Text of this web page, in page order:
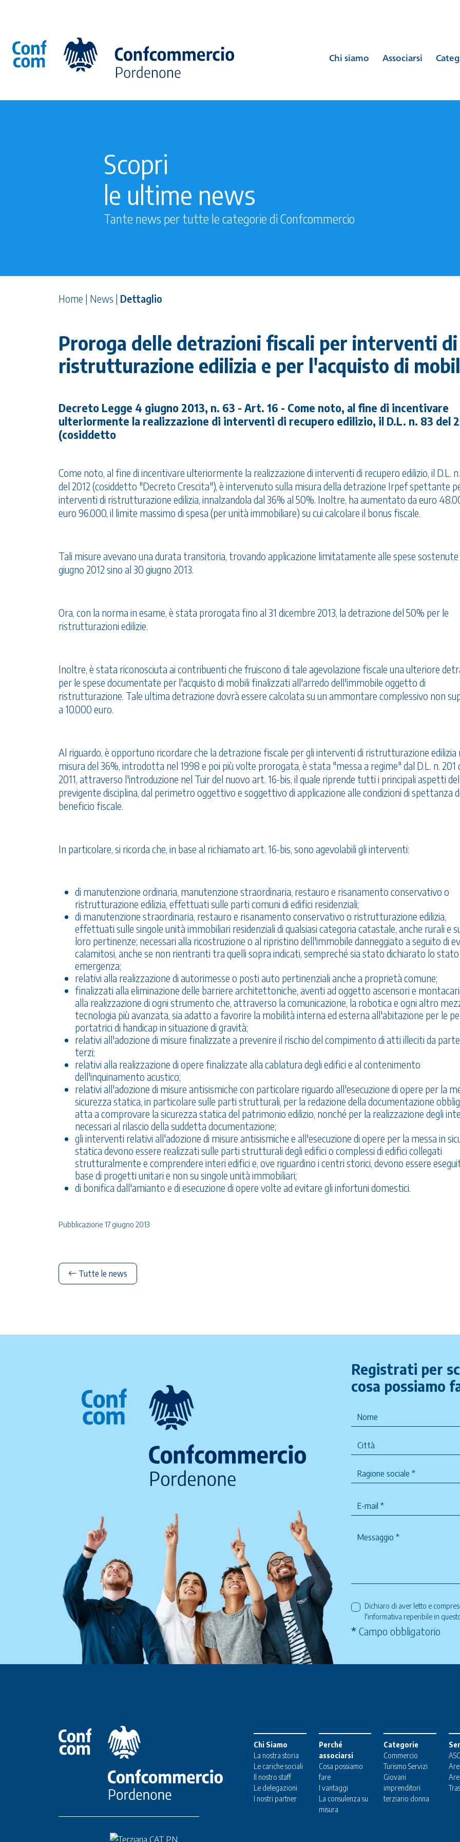
Chi siamo Associarsi
Scopri
le ultime news
Tante news per tutte le categorie di Confcommercio
Home | News | Dettaglio
Proroga delle detrazioni fiscali per interventi di
ristrutturazione edilizia e per l'acquisto di
Decreto Legge 4 giugno 2013, n. 63 - Art. 16 - Come noto, al fine di incentivare
ulteriormente la realizzazione di interventi di recupero edilizio, il D.L. n. 83 del
(cosiddetto
Come noto, al fine di incentivare ulteriormente la realizzazione di interventi di recupero edilizio, il D.L.
del 2012 (cosiddetto "Decreto Crescita"), è intervenuto sulla misura della detrazione Irpef spettante
interventi di ristrutturazione edilizia, innalzandola dal 36% al 50%. Inoltre, ha aumentato da euro
euro 96.000, il limite massimo di spesa (per unità immobiliare) su cui calcolare il bonus fiscale.
Tali misure avevano una durata transitoria, trovando applicazione limitatamente alle spese sostenute
giugno 2012 sino al 30 giugno 2013.
Ora, con la norma in esame, è stata prorogata fino al 31 dicembre 2013, la detrazione del 50% per le
ristrutturazioni edilizie.
Inoltre, è stata riconosciuta ai contribuenti che fruiscono di tale agevolazione fiscale una ulteriore
per le spese documentate per l'acquisto di mobili finalizzati all'arredo dell'immobile oggetto di
ristrutturazione. Tale ultima detrazione dovrà essere calcolata su un ammontare complessivo non
a 10.000 euro.
Al riguardo, è opportuno ricordare che la detrazione fiscale per gli interventi di ristrutturazione edilizia
misura del 36%, introdotta nel 1998 e poi più volte prorogata, è stata "messa a regime" dal D.L. n. 201
2011, attraverso l'introduzione nel Tuir del nuovo art. 16-bis, il quale riprende tutti i principali aspetti
previgente disciplina, dal perimetro oggettivo e soggettivo di applicazione alle condizioni di spettanza
beneficio fiscale.
In particolare, si ricorda che, in base al richiamato art. 16-bis, sono agevolabili gli interventi:
di manutenzione ordinaria, manutenzione straordinaria, restauro e risanamento conservativo o
ristrutturazione edilizia, effettuati sulle parti comuni di edifici residenziali;
di manutenzione straordinaria, restauro e risanamento conservativo o ristrutturazione edilizia,
effettuati sulle singole unità immobiliari residenziali di qualsiasi categoria catastale, anche rurali e
loro pertinenze; necessari alla ricostruzione o al ripristino dell'immobile danneggiato a seguito di
calamitosi, anche se non rientranti tra quelli sopra indicati, sempreché sia stato dichiarato lo stato
emergenza;
relativi alla realizzazione di autorimesse o posti auto pertinenziali anche a proprietà comune;
finalizzati alla eliminazione delle barriere architettoniche, aventi ad oggetto ascensori e
alla realizzazione di ogni strumento che, attraverso la comunicazione, la robotica e ogni altro
tecnologia più avanzata, sia adatto a favorire la mobilità interna ed esterna all'abitazione per le
portatrici di handicap in situazione di gravità;
relativi all'adozione di misure finalizzate a prevenire il rischio del compimento di atti illeciti da
terzi;
relativi alla realizzazione di opere finalizzate alla cablatura degli edifici e al contenimento
dell'inquinamento acustico;
relativi all'adozione di misure antisismiche con particolare riguardo all'esecuzione di opere per la
sicurezza statica, in particolare sulle parti strutturali, per la redazione della documentazione
atta a comprovare la sicurezza statica del patrimonio edilizio, nonché per la realizzazione degli
necessari al rilascio della suddetta documentazione;
gli interventi relativi all'adozione di misure antisismiche e all'esecuzione di opere per la messa in
statica devono essere realizzati sulle parti strutturali degli edifici o complessi di edifici collegati
strutturalmente e comprendere interi edifici e, ove riguardino i centri storici, devono essere
base di progetti unitari e non su singole unità immobiliari;
di bonifica dall'amianto e di esecuzione di opere volte ad evitare gli infortuni domestici.
Pubblicazione 17 giugno 2013
Tutte le news
Registrati per
cosa possiamo
Dichiaro di aver letto e
l'informativa reperibile in
* Campo obbligatorio
Chi Siamo
La nostra storia
Le cariche sociali
Il nostro staff
Le delegazioni
I nostri partner
Perché
associarsi
Cosa possiamo
fare
I vantaggi
La consulenza su
misura
Categorie
Commercio
Turismo Servizi
Giovani
imprenditori
terziario donna